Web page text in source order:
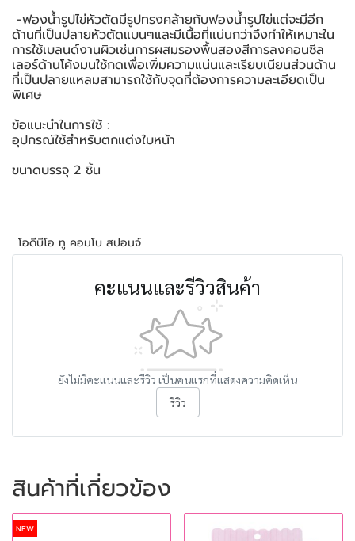
-ฟองน้ำรูปไข่หัวตัดมีรูปทรงคล้ายกับฟองน้ำรูปไข่แต่จะมีอีก
ด้านที่เป็นปลายหัวตัดแบนๆและมีเนื้อที่แน่นกว่าจึงทำให้เหมาะใน
การใช้เบลนด์งานผิวเช่นการผสมรองพื้นสองสีการลงคอนซีล
เลอร์ด้านโค้งมนใช้กดเพื่อเพิ่มความแน่นและเรียบเนียนส่วนด้าน
ที่เป็นปลายแหลมสามารถใช้กับจุดที่ต้องการความละเอียดเป็น
พิเศษ
ข้อแนะนำในการใช้ :
อุปกรณ์ใช้สำหรับตกแต่งใบหน้า
ขนาดบรรจุ 2 ชิ้น
โอดีบีโอ ทู คอมโบ สปอนจ์
คะแนนและรีวิวสินค้า
ยังไม่มีคะแนนและรีวิว เป็นคนแรกที่แสดงความคิดเห็น
รีวิว
สินค้าที่เกี่ยวข้อง
NEW